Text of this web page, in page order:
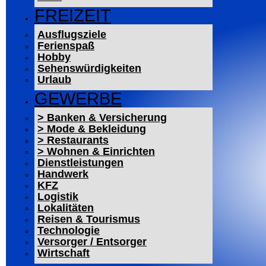
FREIZEIT
Ausflugsziele
Ferienspaß
Hobby
Sehenswürdigkeiten
Urlaub
GEWERBE
> Banken & Versicherung
> Mode & Bekleidung
> Restaurants
> Wohnen & Einrichten
Dienstleistungen
Handwerk
KFZ
Logistik
Lokalitäten
Reisen & Tourismus
Technologie
Versorger / Entsorger
Wirtschaft